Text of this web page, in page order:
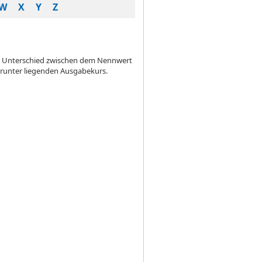
X Y Z
zwischen dem Nennwert
liegenden Ausgabekurs.